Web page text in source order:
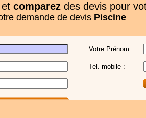
comparez des devis pour
demande de devis Piscine
Votre Prénom :
Tel. mobile :